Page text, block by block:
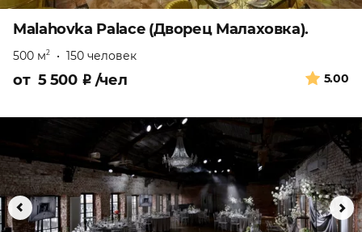
Malahovka Palace (Дворец Малаховка).
500 м2 • 150 человек
5.00
от 5 500 ₽ /чел